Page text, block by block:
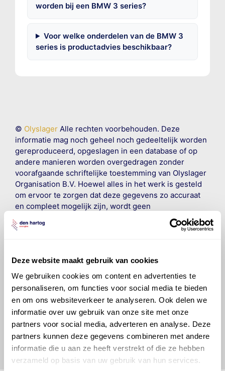
Deze website maakt gebruik van cookies
We gebruiken cookies om content en advertenties te
personaliseren, om functies voor social media te bieden
en om ons websiteverkeer te analyseren. Ook delen we
informatie over uw gebruik van onze site met onze
partners voor social media, adverteren en analyse. Deze
partners kunnen deze gegevens combineren met andere
informatie die u aan ze heeft verstrekt of die ze hebben
verzameld op basis van uw gebruik van hun services.
worden bij een BMW 3 series?
Voor welke onderdelen van de BMW 3
series is productadvies beschikbaar?
© OlyslagerAlle rechten voorbehouden. Deze
informatie mag noch geheel noch gedeeltelijk worden
gereproduceerd, opgeslagen in een database of op
andere manieren worden overgedragen zonder
voorafgaande schriftelijke toestemming van Olyslager
Organisation B.V. Hoewel alles in het werk is gesteld
om ervoor te zorgen dat deze gegevens zo accuraat
en compleet mogelijk zijn, wordt geen
aansprakelijkheid aanvaard, anders dan waartoe een
wettelijke verplichting bestaat, voor schade of verlies
raadplegen en te gebruiken erkent de gebruiker dat
hij/zij de ervaring, de kennis en het vermogen heeft
om de vereiste onderhoudswerkzaamheden op een
veilige en verantwoorde manier uit te voeren. Hij/zij
vrijwaart en indemniseert de uitgever enDen Hartog
Energies voor enig verlies, letsel, claim en schade
veroorzaakt door een onjuiste interpretatie of een
onjuist gebruik van de gepubliceerde gegevens.